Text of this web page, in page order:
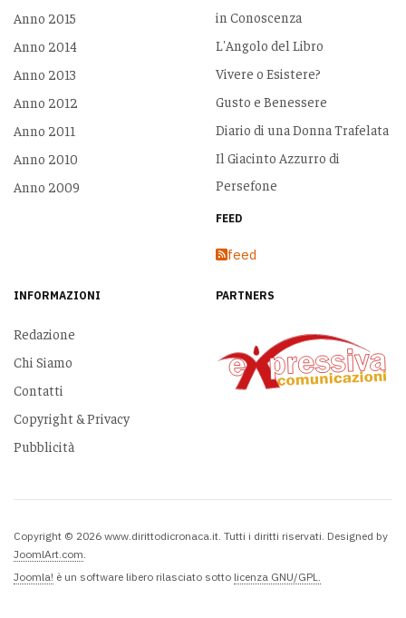
Anno 2015
Anno 2014
Anno 2013
Anno 2012
Anno 2011
Anno 2010
Anno 2009
in Conoscenza
L'Angolo del Libro
Vivere o Esistere?
Gusto e Benessere
Diario di una Donna Trafelata
Il Giacinto Azzurro di
Persefone
FEED
feed
INFORMAZIONI
Redazione
Chi Siamo
Contatti
Copyright & Privacy
Pubblicità
PARTNERS
Copyright © 2026 www.dirittodicronaca.it. Tutti i diritti riservati. Designed by
JoomlArt.com.
Joomla! è un software libero rilasciato sotto licenza GNU/GPL.